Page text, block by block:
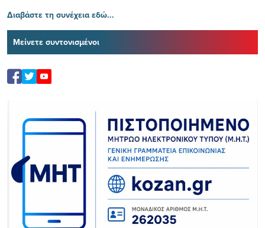
Διαβάστε τη συνέχεια εδώ...
Μείνετε συντονισμένοι